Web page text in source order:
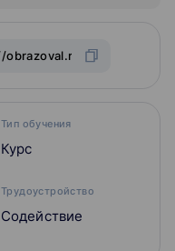
Тип обучения
Курс
Трудоустройство
Содействие